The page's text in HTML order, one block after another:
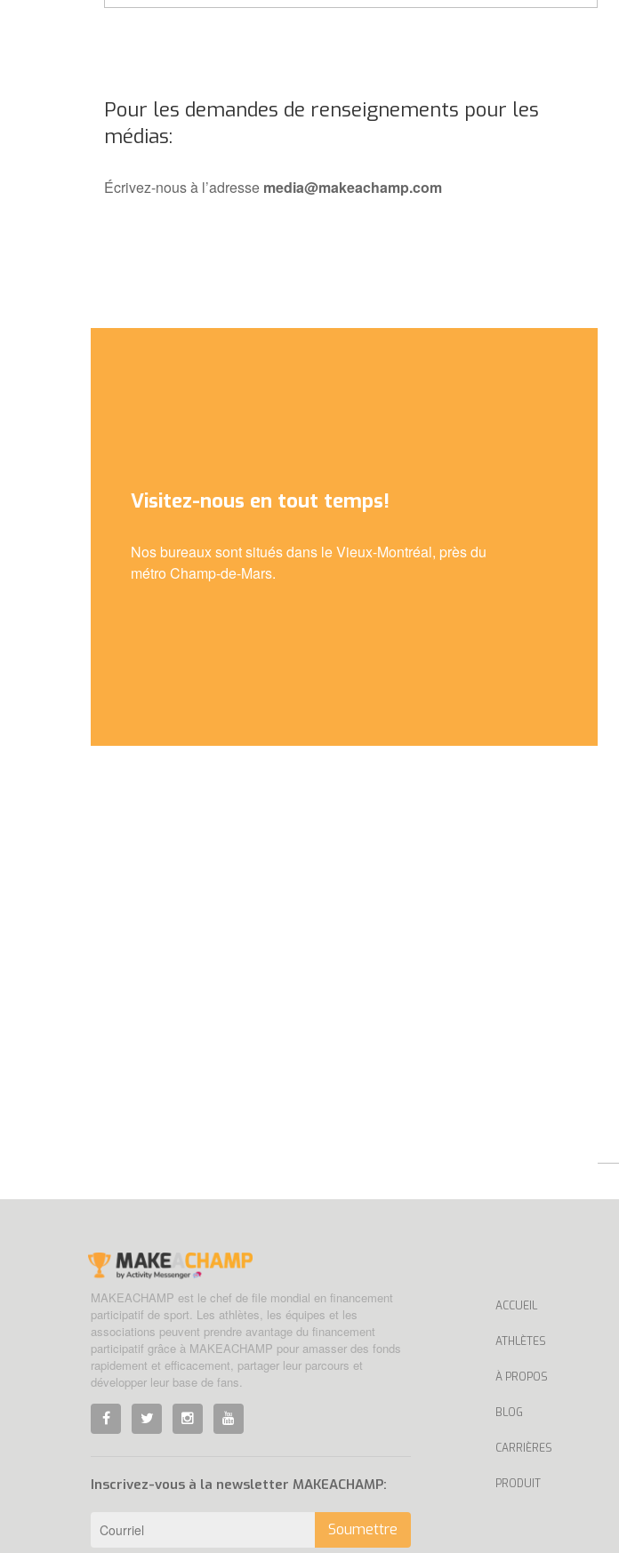
Pour les demandes de renseignements pour les
médias:
Écrivez-nous à l’adresse media@makeachamp.com
Visitez-nous en tout temps!
Nos bureaux sont situés dans le Vieux-Montréal, près du
métro Champ-de-Mars.
MAKEACHAMP est le chef de file mondial en financement
participatif de sport. Les athlètes, les équipes et les
associations peuvent prendre avantage du financement
participatif grâce à MAKEACHAMP pour amasser des fonds
rapidement et efficacement, partager leur parcours et
développer leur base de fans.
Inscrivez-vous à la newsletter MAKEACHAMP:
Soumettre
ACCUEIL
ATHLÈTES
À PROPOS
BLOG
CARRIÈRES
PRODUIT